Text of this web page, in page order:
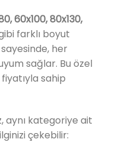
60x100, 80x130,
farklı boyut
her
sağlar. Bu özel
fiyatıyla sahip
aynı kategoriye ait
çekebilir: